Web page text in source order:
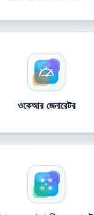
ওকেআর জেনারেটর